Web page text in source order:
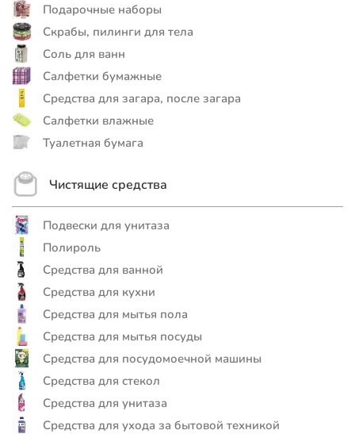
Подарочные наборы
Скрабы, пилинги для тела
Соль для ванн
Салфетки бумажные
Средства для загара, после загара
Салфетки влажные
Туалетная бумага
Чистящие средства
Подвески для унитаза
Полироль
Средства для ванной
Средства для кухни
Средства для мытья пола
Средства для мытья посуды
Средства для посудомоечной машины
Средства для стекол
Средства для унитаза
Средства для ухода за бытовой техникой